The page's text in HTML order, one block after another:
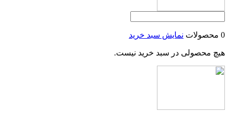
0 محصولات نمایش سبد خرید
هیچ محصولی در سبد خرید نیست.